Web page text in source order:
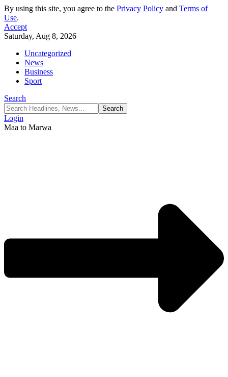
By using this site, you agree to the Privacy Policy and Terms of
Use.
Accept
Saturday, Aug 8, 2026
Uncategorized
News
Business
Sport
Search
Login
Maa to Marwa